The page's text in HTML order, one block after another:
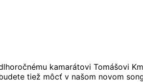
kamarátovi Tomášovi
tiež môcť v našom novom